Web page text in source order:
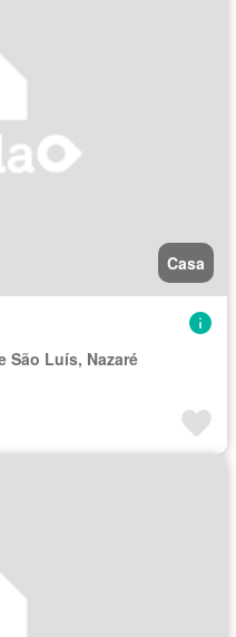
Casa
São Luís, Nazaré